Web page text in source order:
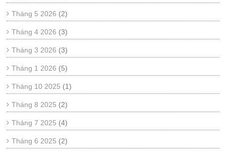
Tháng 5 2026 (2)
Tháng 4 2026 (3)
Tháng 3 2026 (3)
Tháng 1 2026 (5)
Tháng 10 2025 (1)
Tháng 8 2025 (2)
Tháng 7 2025 (4)
Tháng 6 2025 (2)